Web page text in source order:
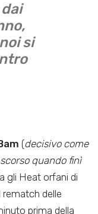
si
(decisivo come
quando finì
gli Heat orfani di
rematch delle
prima della